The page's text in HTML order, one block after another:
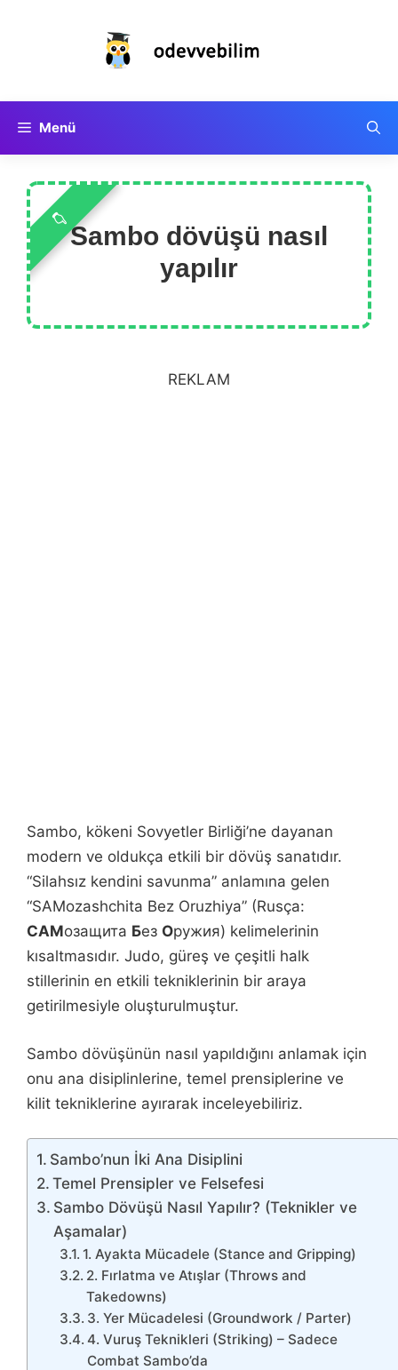
Menü
Sambo dövüşü nasıl
yapılır
REKLAM
Sambo, kökeni Sovyetler Birliği’ne dayanan
modern ve oldukça etkili bir dövüş sanatıdır.
“Silahsız kendini savunma” anlamına gelen
“SAMozashchita Bez Oruzhiya” (Rusça:
САМозащита Без Оружия) kelimelerinin
kısaltmasıdır. Judo, güreş ve çeşitli halk
stillerinin en etkili tekniklerinin bir araya
getirilmesiyle oluşturulmuştur.
Sambo dövüşünün nasıl yapıldığını anlamak için
onu ana disiplinlerine, temel prensiplerine ve
kilit tekniklerine ayırarak inceleyebiliriz.
Sambo’nun İki Ana Disiplini
Temel Prensipler ve Felsefesi
Sambo Dövüşü Nasıl Yapılır? (Teknikler ve
Aşamalar)
1. Ayakta Mücadele (Stance and Gripping)
2. Fırlatma ve Atışlar (Throws and
Takedowns)
3. Yer Mücadelesi (Groundwork / Parter)
4. Vuruş Teknikleri (Striking) – Sadece
Combat Sambo’da